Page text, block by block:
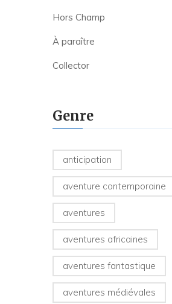
Hors Champ
À paraître
Collector
Genre
anticipation
aventure contemporaine
aventures
aventures africaines
aventures fantastique
aventures médiévales